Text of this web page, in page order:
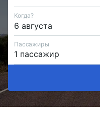
Когда?
Пассажиры